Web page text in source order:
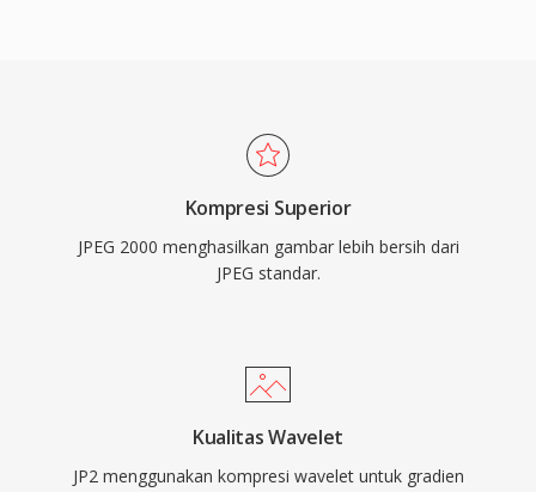
Kompresi Superior
JPEG 2000 menghasilkan gambar lebih bersih dari
JPEG standar.
Kualitas Wavelet
JP2 menggunakan kompresi wavelet untuk gradien